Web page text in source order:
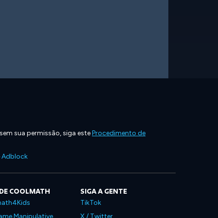
sua permissão, siga esteProcedimento de
Adblock
COOLMATH
Manipulative
SIGA A GENTE
TikTok
X / Twitter